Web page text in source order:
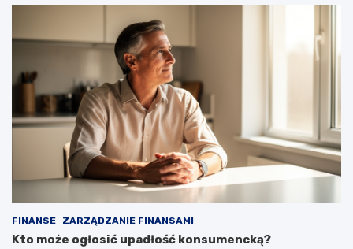
FINANSE ZARZĄDZANIE FINANSAMI
Kto może ogłosić upadłość konsumencką?